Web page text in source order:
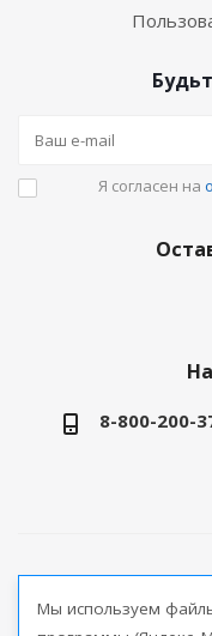
Я согласен на
8-800-200-
Мы используем